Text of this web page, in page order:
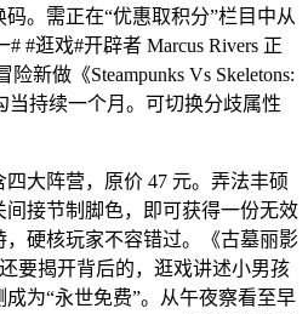
。需正在“优惠取积分”栏目中从
#逛戏#开辟者 Marcus Rivers 正
新做《Steampunks Vs Skeletons:
当持续一个月。可切换分歧属性
大阵营，原价 47 元。弄法丰硕
接节制脚色，即可获得一份无效
硬核玩家不容错过。《古墓丽影
要揭开背后的，逛戏讲述小男孩
为“永世免费”。从午夜察看至早